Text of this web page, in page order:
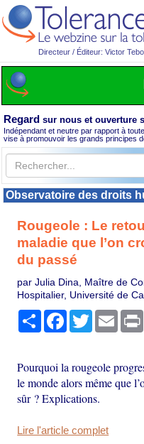
Directeur / Éditeur: Victor
Regard sur nous et ouverture
Indépendant et neutre par rapport à
vise à promouvoir les grands principes
Observatoire des droits
Rougeole : Le
maladie que l’on
du passé
par Julia Dina, Maître de
Hospitalier, Université de
PartagerFacebook
TwitterEmail
Pourquoi la rougeole
le monde alors même que
sûr ? Explications.
Lire l'article complet